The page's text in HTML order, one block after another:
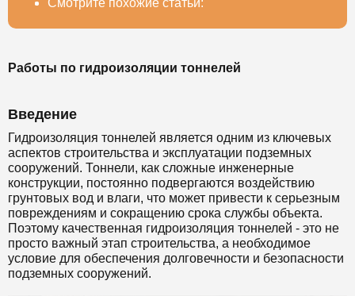
Смотрите похожие статьи:
Работы по гидроизоляции тоннелей
Введение
Гидроизоляция тоннелей является одним из ключевых
аспектов строительства и эксплуатации подземных
сооружений. Тоннели, как сложные инженерные
конструкции, постоянно подвергаются воздействию
грунтовых вод и влаги, что может привести к серьезным
повреждениям и сокращению срока службы объекта.
Поэтому качественная гидроизоляция тоннелей - это не
просто важный этап строительства, а необходимое
условие для обеспечения долговечности и безопасности
подземных сооружений.